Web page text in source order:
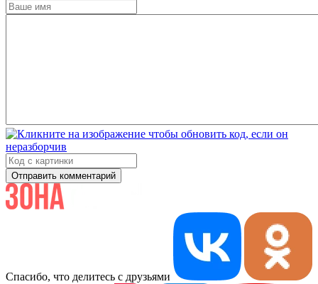
Отправить комментарий
Спасибо, что делитесь с друзьями